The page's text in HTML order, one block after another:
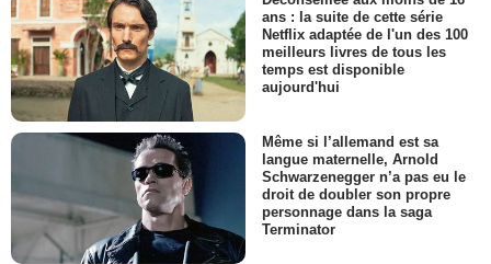
ans : la suite de cette série
Netflix adaptée de l'un des 100
meilleurs livres de tous les
temps est disponible
aujourd'hui
Même si l’allemand est sa
langue maternelle, Arnold
Schwarzenegger n’a pas eu le
droit de doubler son propre
personnage dans la saga
Terminator